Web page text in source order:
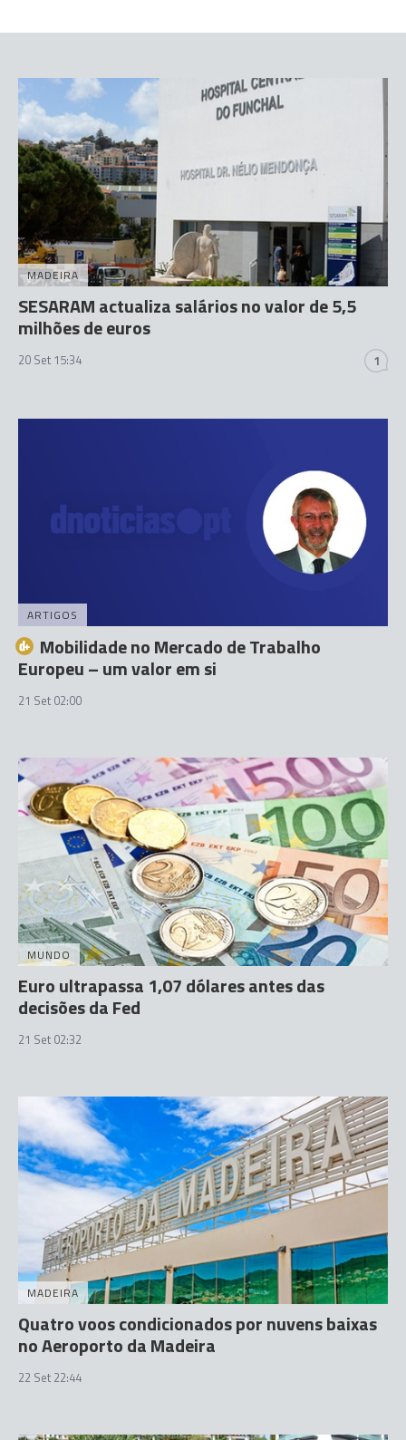
MADEIRA
SESARAM actualiza salários no valor de 5,5
milhões de euros
20 Set 15:34 1
ARTIGOS
Mobilidade no Mercado de Trabalho
Europeu – um valor em si
21 Set 02:00
MUNDO
Euro ultrapassa 1,07 dólares antes das
decisões da Fed
21 Set 02:32
MADEIRA
Quatro voos condicionados por nuvens baixas
no Aeroporto da Madeira
22 Set 22:44